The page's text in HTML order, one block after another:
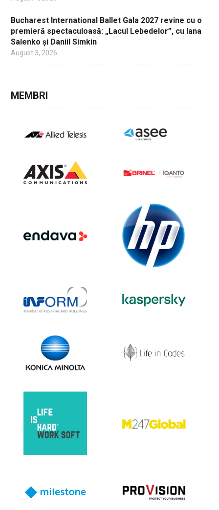
Bucharest International Ballet Gala 2027 revine cu o
premieră spectaculoasă: „Lacul Lebedelor”, cu Iana
Salenko și Daniil Simkin
August 3, 2026
MEMBRI